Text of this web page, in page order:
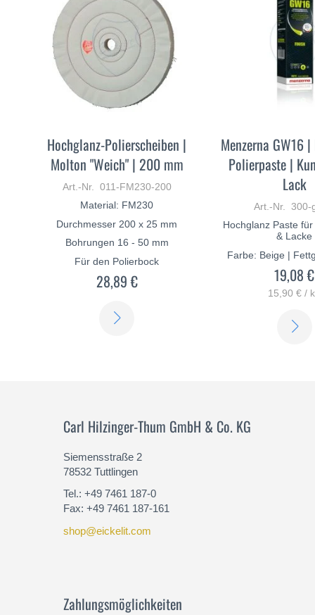
Hochglanz-Polierscheiben |
Molton "Weich" | 200 mm
Art.-Nr. 011-FM230-200
Material: FM230
Durchmesser 200 x 25 mm
Bohrungen 16 - 50 mm
Für den Polierbock
28,89 €
Menzerna GW16
Polierpaste |
Lack
Art.-Nr. 300-
Hochglanz Paste
& Lacke
Farbe: Beige |
19,08 €
15,90 € /
Carl Hilzinger-Thum GmbH & Co. KG
Siemensstraße 2
78532 Tuttlingen
Tel.: +49 7461 187-0
Fax: +49 7461 187-161
shop@eickelit.com
Zahlungsmöglichkeiten